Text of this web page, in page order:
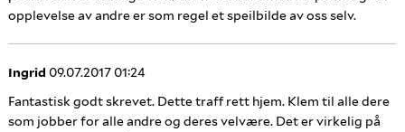
opplevelse av andre er som regel et speilbilde av oss selv.
Ingrid 09.07.2017 01:24
Fantastisk godt skrevet. Dette traff rett hjem. Klem til alle dere
som jobber for alle andre og deres velvære. Det er virkelig på